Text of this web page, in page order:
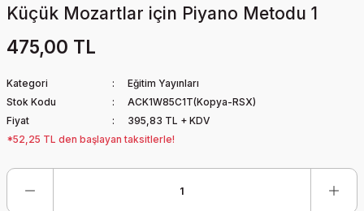
Küçük Mozartlar için Piyano Metodu 1
475,00 TL
Kategori
Eğitim Yayınları
Stok Kodu
ACK1W85C1T(Kopya-RSX)
Fiyat
395,83 TL + KDV
*52,25 TL den başlayan taksitlerle!